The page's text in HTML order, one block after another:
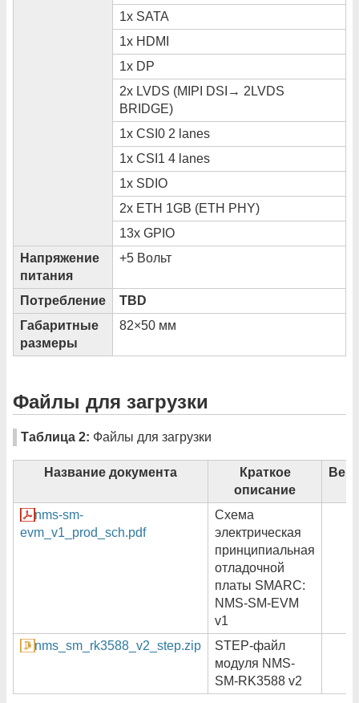
1x SATA
1x HDMI
1x DP
2x LVDS (MIPI DSI→ 2LVDS
BRIDGE)
1x CSI0 2 lanes
1x CSI1 4 lanes
1x SDIO
2x ETH 1GB (ETH PHY)
13x GPIO
Напряжение
питания
+5 Вольт
Потребление
TBD
Габаритные
размеры
82×50 мм
Файлы для загрузки
Таблица 2: Файлы для загрузки
Название документа
Краткое
описание
nms-sm-
evm_v1_prod_sch.pdf
Схема
электрическая
принципиальная
отладочной
платы SMARC:
NMS-SM-EVM
v1
nms_sm_rk3588_v2_step.zip
STEP-файл
модуля NMS-
SM-RK3588 v2